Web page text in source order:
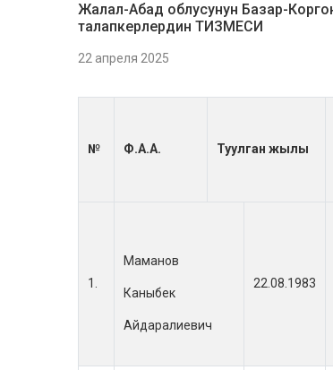
Жалал-Абад облусунун Базар-
талапкерлердин ТИЗМЕСИ
22 апреля 2025
№ Ф.А.А. Туулган жылы
1.
Маманов
Каныбек
Айдаралиевич
22.08.1983